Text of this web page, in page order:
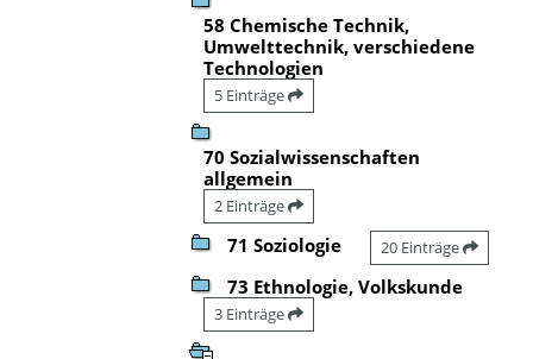
58 Chemische Technik,
Umwelttechnik, verschiedene
Technologien
5 Einträge
70 Sozialwissenschaften
allgemein
2 Einträge
71 Soziologie 20 Einträge
73 Ethnologie, Volkskunde
3 Einträge